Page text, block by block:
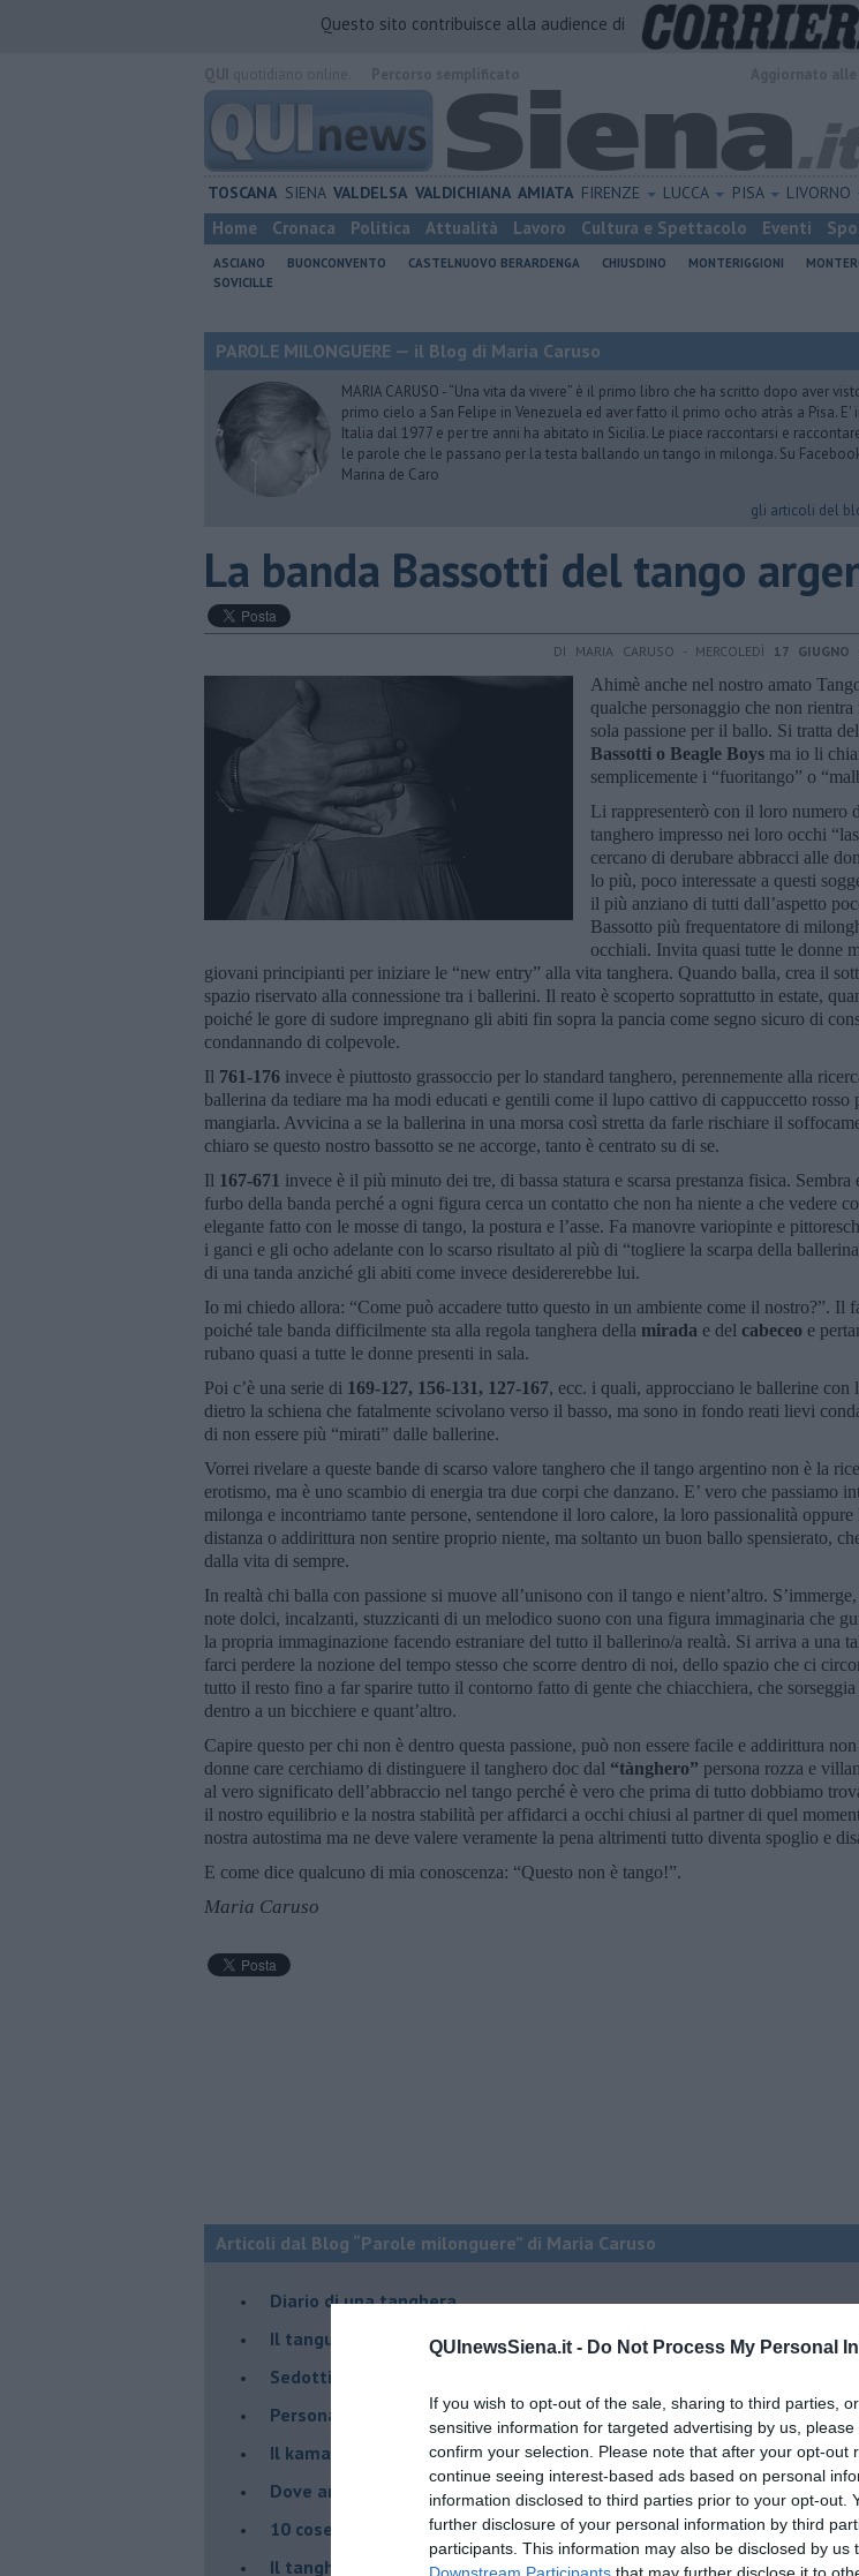
QUInewsSiena.it - Do Not Process My Personal
If you wish to opt-out of the sale, sharing to third parties,
sensitive information for targeted advertising by us,
confirm your selection. Please note that after your opt-out
continue seeing interest-based ads based on personal
information disclosed to third parties prior to your opt-out.
further disclosure of your personal information by third
participants. This information may also be disclosed by us
Questo sito contribuisce alla audience di
TOSCANA SIENA VALDELSA VALDICHIANA AMIATA FIRENZE LUCCA PISA LIVORNO
Home Cronaca Politica Attualità Lavoro Cultura e Spettacolo Eventi
ASCIANO BUONCONVENTO CASTELNUOVO BERARDENGA CHIUSDINO MONTERIGGIONI
SOVICILLE
PAROLE MILONGUERE — il Blog di Maria Caruso
MARIA CARUSO - “Una vita da vivere” è il primo libro che ha scritto dopo aver
primo cielo a San Felipe in Venezuela ed aver fatto il primo ocho atràs a Pisa. E'
Italia dal 1977 e per tre anni ha abitato in Sicilia. Le piace raccontarsi e
le parole che le passano per la testa ballando un tango in milonga. Su
Marina de Caro
gli articoli del
La banda Bassotti del tango
DI MARIA CARUSO - MERCOLEDÌ 17 GIUGNO
Ahimè anche nel nostro amato
qualche personaggio che non
sola passione per il ballo. Si tratta
Bassotti o Beagle Boys ma io li
semplicemente i “fuoritango” o
Li rappresenterò con il loro numero
tanghero impresso nei loro occhi
cercano di derubare abbracci alle
lo più, poco interessate a questi
il più anziano di tutti dall’aspetto
Bassotto più frequentatore di
occhiali. Invita quasi tutte le donne
giovani principianti per iniziare le “new entry” alla vita tanghera. Quando balla, crea il
spazio riservato alla connessione tra i ballerini. Il reato è scoperto soprattutto in estate,
poiché le gore di sudore impregnano gli abiti fin sopra la pancia come segno sicuro di
condannando di colpevole.
Il 761-176 invece è piuttosto grassoccio per lo standard tanghero, perennemente alla
ballerina da tediare ma ha modi educati e gentili come il lupo cattivo di cappuccetto rosso
mangiarla. Avvicina a se la ballerina in una morsa così stretta da farle rischiare il
chiaro se questo nostro bassotto se ne accorge, tanto è centrato su di se.
Il 167-671 invece è il più minuto dei tre, di bassa statura e scarsa prestanza fisica. Sembra
furbo della banda perché a ogni figura cerca un contatto che non ha niente a che vedere
elegante fatto con le mosse di tango, la postura e l’asse. Fa manovre variopinte e
i ganci e gli ocho adelante con lo scarso risultato al più di “togliere la scarpa della
di una tanda anziché gli abiti come invece desidererebbe lui.
Io mi chiedo allora: “Come può accadere tutto questo in un ambiente come il nostro?”. Il
poiché tale banda difficilmente sta alla regola tanghera della mirada e del cabeceo e
rubano quasi a tutte le donne presenti in sala.
Poi c’è una serie di 169-127, 156-131, 127-167, ecc. i quali, approcciano le ballerine con
dietro la schiena che fatalmente scivolano verso il basso, ma sono in fondo reati lievi
di non essere più “mirati” dalle ballerine.
Vorrei rivelare a queste bande di scarso valore tanghero che il tango argentino non è la
erotismo, ma è uno scambio di energia tra due corpi che danzano. E’ vero che passiamo
milonga e incontriamo tante persone, sentendone il loro calore, la loro passionalità oppure
distanza o addirittura non sentire proprio niente, ma soltanto un buon ballo spensierato,
dalla vita di sempre.
In realtà chi balla con passione si muove all’unisono con il tango e nient’altro.
note dolci, incalzanti, stuzzicanti di un melodico suono con una figura immaginaria che
la propria immaginazione facendo estraniare del tutto il ballerino/a realtà. Si arriva a una
farci perdere la nozione del tempo stesso che scorre dentro di noi, dello spazio che ci
tutto il resto fino a far sparire tutto il contorno fatto di gente che chiacchiera, che
dentro a un bicchiere e quant’altro.
Capire questo per chi non è dentro questa passione, può non essere facile e addirittura
donne care cerchiamo di distinguere il tanghero doc dal “tànghero” persona rozza e
al vero significato dell’abbraccio nel tango perché è vero che prima di tutto dobbiamo
il nostro equilibrio e la nostra stabilità per affidarci a occhi chiusi al partner di quel
nostra autostima ma ne deve valere veramente la pena altrimenti tutto diventa spoglio e
E come dice qualcuno di mia conoscenza: “Questo non è tango!”.
Maria Caruso
Articoli dal Blog “Parole milonguere” di Maria Caruso
Diario di una tanghera
Il tanguero che entra in pista
Sedotti e abbandonati nel tango argentino
Personalità tanguera
Il kamasutango
Dove andiamo stasera?
10 cose da non dire a fine tanda
Il tanghero odioso